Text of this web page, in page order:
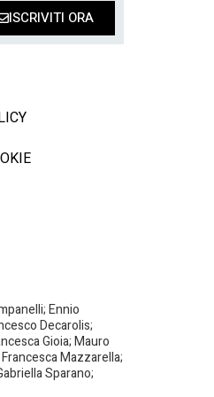
ISCRIVITI ORA
Ennio
Decarolis;
Gioia; Mauro
Mazzarella;
Sparano;